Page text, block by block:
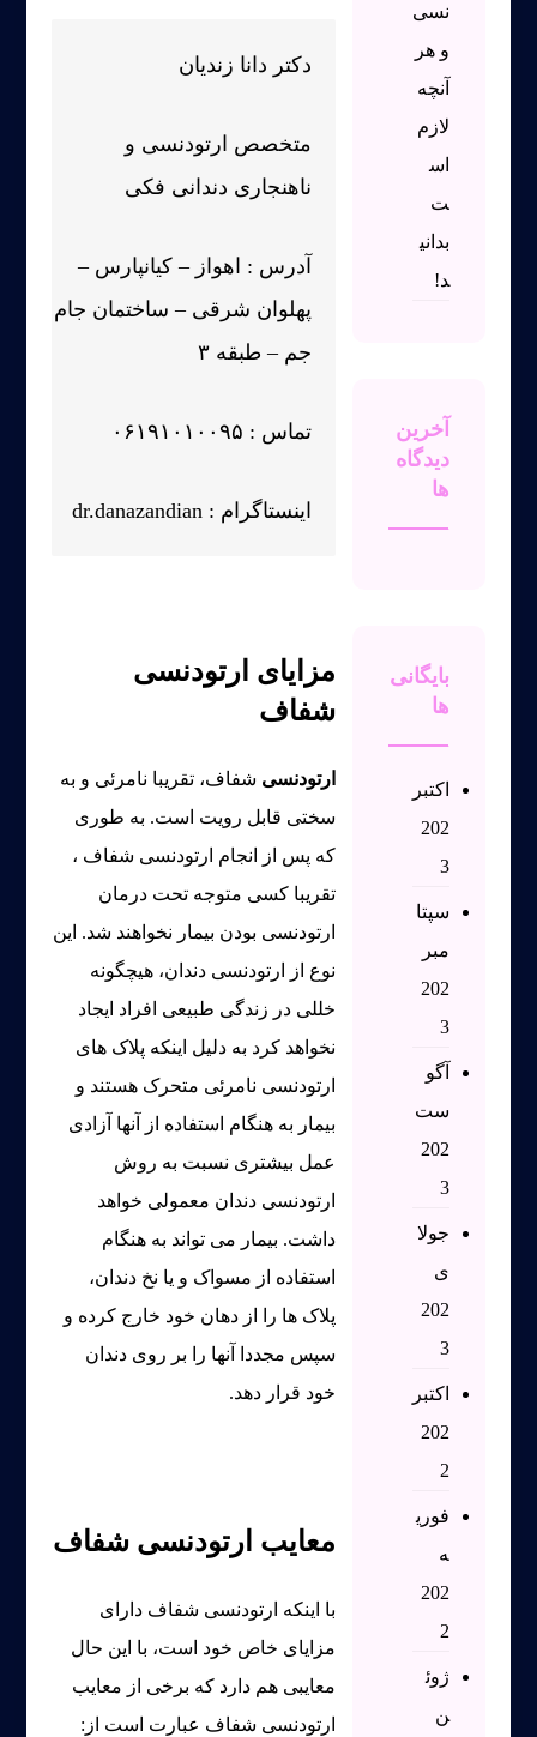
دکتر دانا زندیان
متخصص ارتودنسی و
ناهنجاری دندانی فکی
آدرس : اهواز – کیانپارس –
پهلوان شرقی – ساختمان جام
جم – طبقه ۳
تماس : ۰۶۱۹۱۰۱۰۰۹۵
اینستاگرام : dr.danazandian
مزایای ارتودنسی
شفاف
ارتودنسی شفاف، تقریبا نامرئی و به
سختی قابل رویت است. به طوری
که پس از انجام ارتودنسی شفاف ،
تقریبا کسی متوجه تحت درمان
ارتودنسی بودن بیمار نخواهند شد. این
نوع از ارتودنسی دندان، هیچگونه
خللی در زندگی طبیعی افراد ایجاد
نخواهد کرد به دلیل اینکه پلاک های
ارتودنسی نامرئی متحرک هستند و
بیمار به هنگام استفاده از آنها آزادی
عمل بیشتری نسبت به روش
ارتودنسی دندان معمولی خواهد
داشت. بیمار می تواند به هنگام
استفاده از مسواک و یا نخ دندان،
پلاک ها را از دهان خود خارج کرده و
سپس مجددا آنها را بر روی دندان
خود قرار دهد.
معایب ارتودنسی شفاف
با اینکه ارتودنسی شفاف دارای
مزایای خاص خود است، با این حال
معایبی هم دارد که برخی از معایب
ارتودنسی شفاف عبارت است از:
نسی
و هر
آنچه
لازم
اس
ت
بدانی
د!
آخرین
دیدگاه‌
ها
بایگانی‌
ها
اکتبر
202
3
سپتا
مبر
202
3
آگو
ست
202
3
جولا
ی
202
3
اکتبر
202
2
فوری
ه
202
2
ژوئ
ن